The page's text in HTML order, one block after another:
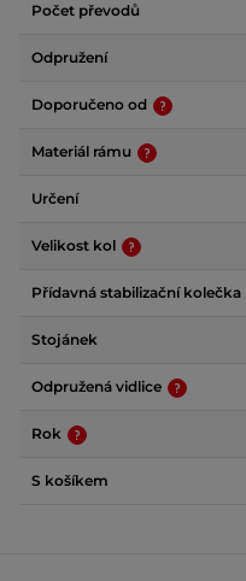
Počet převodů
Odpružení
Doporučeno od
Materiál rámu
Určení
Velikost kol
Přídavná stabilizační kolečka
Stojánek
Odpružená vidlice
Rok
S košíkem